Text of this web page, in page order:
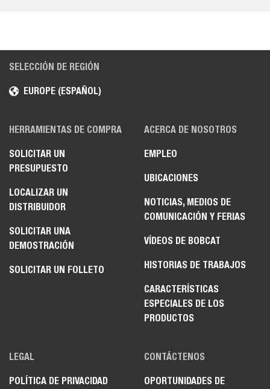
SELECCIÓN DE REGIÓN
EUROPE (ESPAÑOL)
HERRAMIENTAS DE COMPRA
SOLICITAR UN
PRESUPUESTO
LOCALIZAR UN
DISTRIBUIDOR
SOLICITAR UNA
DEMOSTRACIÓN
SOLICITAR UN FOLLETO
ACERCA DE NOSOTROS
EMPLEO
UBICACIONES
NOTICIAS, MEDIOS DE
COMUNICACIÓN Y FERIAS
VÍDEOS DE BOBCAT
HISTORIAS DE TRABAJOS
CARACTERÍSTICAS
ESPECIALES DE LOS
PRODUCTOS
LEGAL
POLÍTICA DE PRIVACIDAD
CONTÁCTENOS
OPORTUNIDADES DE